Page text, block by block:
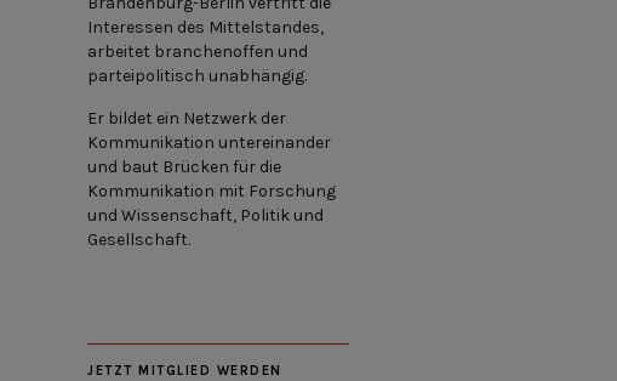
Interessen des Mittelstandes,
arbeitet branchenoffen und
parteipolitisch unabhängig.
Er bildet ein Netzwerk der
Kommunikation untereinander
und baut Brücken für die
Kommunikation mit Forschung
und Wissenschaft, Politik und
Gesellschaft.
JETZT MITGLIED WERDEN